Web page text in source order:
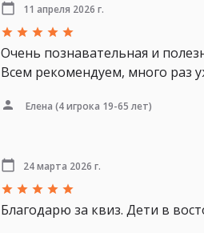
11 апреля 2026 г.
Очень познавательная и
Всем рекомендуем, много раз
Елена (4 игрока 19-65 лет)
24 марта 2026 г.
Благодарю за квиз. Дети в